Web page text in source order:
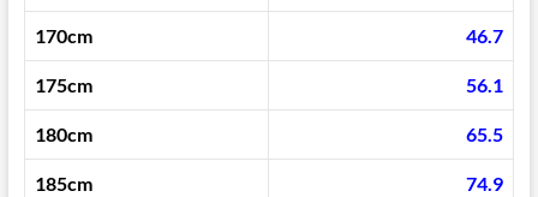
170cm 46.7
175cm 56.1
180cm 65.5
185cm 74.9